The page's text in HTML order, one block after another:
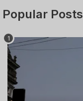
Popular Posts